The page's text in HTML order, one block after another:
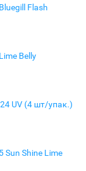
Flash
Belly
UV (4 шт/упак.)
Sun Shine Lime